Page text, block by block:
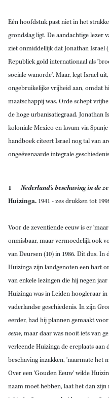
Eén hoofdstuk past niet in het
grondslag ligt. De aandachtige lezer
ziet onmiddellijk dat Jonathan Israel
Republiek gold internationaal als
sociale wanorde'. Maar, legt Israel
ongebruikelijke vrijheid aan, omdat
maatschappij was. Orde schept
de hoge urbanisatiegraad. Jonathan
koloniale Mexico en kwam via
handboek citeert Israel nog tal van
ongeëvenaarde integrale
1Nederland's beschaving in de
Huizinga. 1941 - zes drukken tot
Voor de zeventiende eeuw is er
onmisbaar, maar vermoedelijk ook
van Deursen (10) in 1986. Dit dus.
Huizinga zijn landgenoten een hart
van enkele lezingen die hij negen
Huizinga was in Leiden hoogleraar
vaderlandse geschiedenis. In zijn
eerder, had hij plannen gemaakt
eeuw, maar daar was nooit iets van
verleende Huizinga de ereplaats aan
beschaving inzakken, 'naarmate het
Over een 'Gouden Eeuw' wilde
naam moet hebben, laat het dan